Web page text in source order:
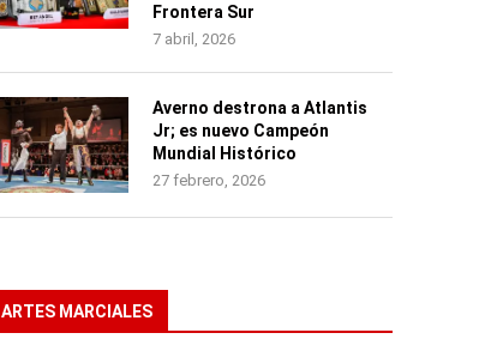
Frontera Sur
7 abril, 2026
Averno destrona a Atlantis
Jr; es nuevo Campeón
Mundial Histórico
27 febrero, 2026
ARTES MARCIALES